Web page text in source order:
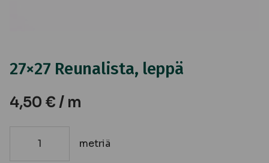
27×27 Reunalista, leppä
4,50 € / m
metriä